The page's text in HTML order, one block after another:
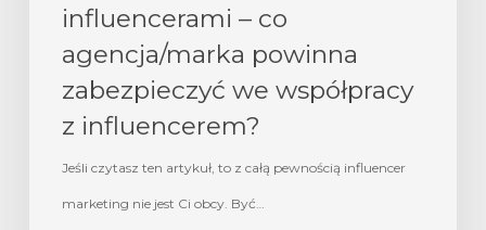
influencerami – co
agencja/marka powinna
zabezpieczyć we współpracy
z influencerem?
Jeśli czytasz ten artykuł, to z całą pewnością influencer
marketing nie jest Ci obcy. Być…